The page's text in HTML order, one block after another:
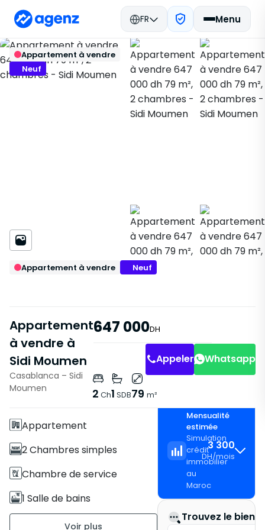
FR Menu
Retour
Immobilier Maroc
Acheter
Casablanca Appartement
Sidi Moumen
73856
Enregistrer
Appartement à vendre
Neuf
Appartement à vendre Neuf
Appartement
à vendre à
Sidi Moumen
647 000DH
Casablanca – Sidi
Moumen
2 Ch1 SDB79 m²
Appeler Whatsapp
Caractéristiques
Avec Ascenseur
Appartement
2 Chambres simples
Chambre de service
1 Salle de bains
Mensualité
estimée
Simulation
crédit
immobilier
au
Maroc
3 300
DH/mois
Trouvez le bien